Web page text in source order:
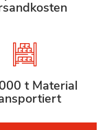
t Material